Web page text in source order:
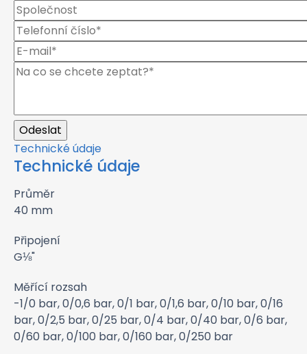
Technické údaje
Technické údaje
Průměr
40 mm
Připojení
G⅛"
Měřící rozsah
-1/0 bar, 0/0,6 bar, 0/1 bar, 0/1,6 bar, 0/10 bar, 0/16
bar, 0/2,5 bar, 0/25 bar, 0/4 bar, 0/40 bar, 0/6 bar,
0/60 bar, 0/100 bar, 0/160 bar, 0/250 bar